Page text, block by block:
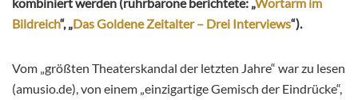
kombiniert werden (ruhrbarone berichtete: „Wortarm im
Bildreich“, „Das Goldene Zeitalter – Drei Interviews“).
Vom „größten Theaterskandal der letzten Jahre“ war zu lesen
(amusio.de), von einem „einzigartige Gemisch der Eindrücke“,